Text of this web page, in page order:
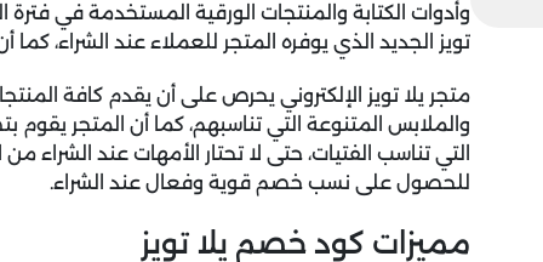
وأدوات الكتابة والمنتجات الورقية المستخدمة في
تويز الجديد الذي يوفره المتجر للعملاء عند الشراء،
متجر يلا تويز الإلكتروني يحرص على أن يقدم كافة
والملابس المتنوعة التي تناسبهم، كما أن المتجر يقوم
التي تناسب الفتيات، حتى لا تحتار الأمهات عند الشراء
للحصول على نسب خصم قوية وفعال عند الشراء.
مميزات كود خصم يلا تويز